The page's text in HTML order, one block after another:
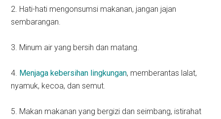
2. Hati-hati mengonsumsi makanan, jangan jajan
sembarangan.
3. Minum air yang bersih dan matang.
4. Menjaga kebersihan lingkungan, memberantas lalat,
nyamuk, kecoa, dan semut.
5. Makan makanan yang bergizi dan seimbang, istirahat